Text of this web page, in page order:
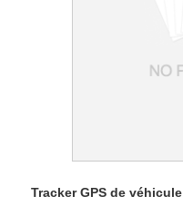
Tracker GPS de véhicule